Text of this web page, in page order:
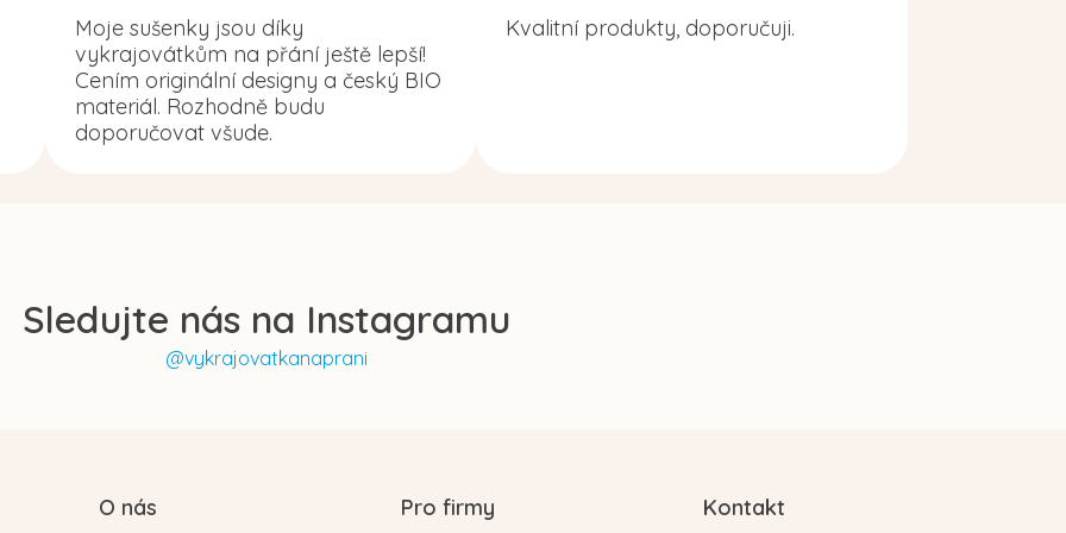
Moje sušenky jsou díky
vykrajovátkům na přání ještě lepší!
Cením originální designy a český BIO
materiál. Rozhodně budu
doporučovat všude.
Kvalitní produkty, doporučuji.
Sledujte nás na Instagramu
@vykrajovatkanaprani
O nás Pro firmy Kontakt